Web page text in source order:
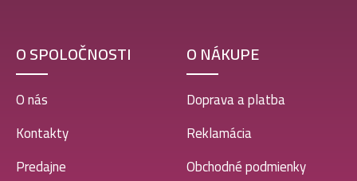
O SPOLOČNOSTI
O nás
Kontakty
Predajne
O NÁKUPE
Doprava a platba
Reklamácia
Obchodné podmienky